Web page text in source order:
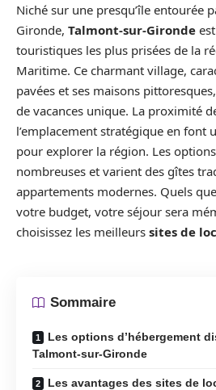
Niché sur une presqu’île entourée
Gironde, Talmont-sur-Gironde
touristiques les plus prisées de la
Maritime. Ce charmant village,
pavées et ses maisons
de vacances unique. La proximité
l’emplacement stratégique en font
pour explorer la région. Les
nombreuses et varient des gîtes
appartements modernes. Quels
votre budget, votre séjour sera
choisissez les meilleurs sites de
Sommaire
Les options d’hébergement
Talmont-sur-Gironde
Les avantages des sites de